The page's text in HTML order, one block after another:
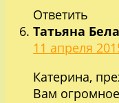
Ответить
Татьяна
11 апреля
Катерина,
Вам